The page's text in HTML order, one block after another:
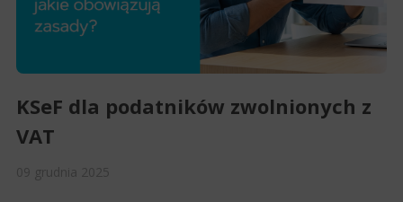
KSeF dla podatników zwolnionych z
VAT